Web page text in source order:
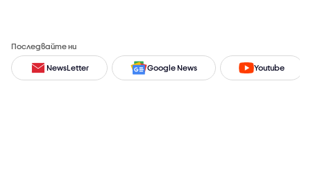
Последвайте ни
NewsLetter Google News Youtube